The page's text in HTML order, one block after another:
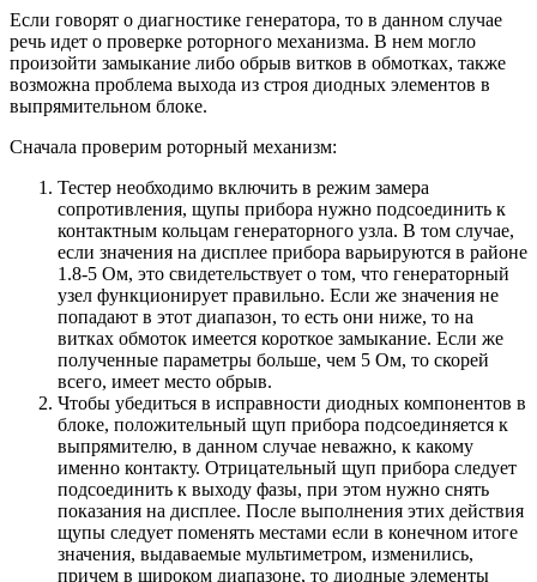
Если говорят о диагностике генератора, то в данном случае
речь идет о проверке роторного механизма. В нем могло
произойти замыкание либо обрыв витков в обмотках, также
возможна проблема выхода из строя диодных элементов в
выпрямительном блоке.
Сначала проверим роторный механизм:
Тестер необходимо включить в режим замера
сопротивления, щупы прибора нужно подсоединить к
контактным кольцам генераторного узла. В том случае,
если значения на дисплее прибора варьируются в районе
1.8-5 Ом, это свидетельствует о том, что генераторный
узел функционирует правильно. Если же значения не
попадают в этот диапазон, то есть они ниже, то на
витках обмоток имеется короткое замыкание. Если же
полученные параметры больше, чем 5 Ом, то скорей
всего, имеет место обрыв.
Чтобы убедиться в исправности диодных компонентов в
блоке, положительный щуп прибора подсоединяется к
выпрямителю, в данном случае неважно, к какому
именно контакту. Отрицательный щуп прибора следует
подсоединить к выходу фазы, при этом нужно снять
показания на дисплее. После выполнения этих действия
щупы следует поменять местами если в конечном итоге
значения, выдаваемые мультиметром, изменились,
причем в широком диапазоне, то диодные элементы